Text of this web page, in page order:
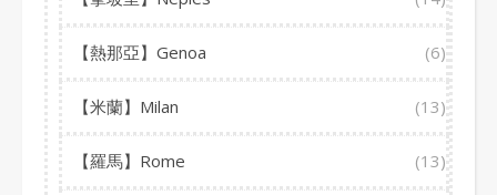
【熱那亞】Genoa (6)
【米蘭】Milan (13)
【羅馬】Rome (13)